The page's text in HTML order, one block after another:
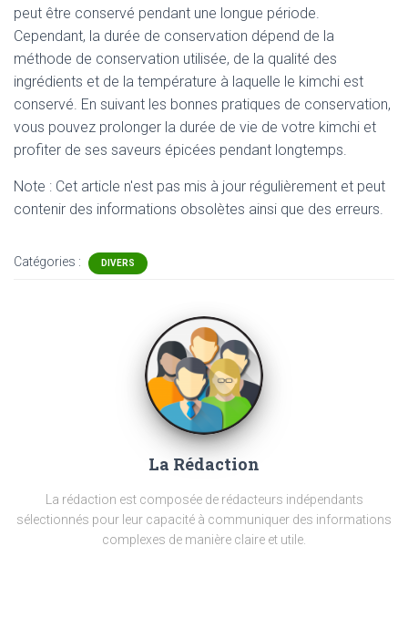
peut être conservé pendant une longue période.
Cependant, la durée de conservation dépend de la
méthode de conservation utilisée, de la qualité des
ingrédients et de la température à laquelle le kimchi est
conservé. En suivant les bonnes pratiques de conservation,
vous pouvez prolonger la durée de vie de votre kimchi et
profiter de ses saveurs épicées pendant longtemps.
Note : Cet article n'est pas mis à jour régulièrement et peut
contenir des informations obsolètes ainsi que des erreurs.
Catégories : DIVERS
La Rédaction
La rédaction est composée de rédacteurs indépendants
sélectionnés pour leur capacité à communiquer des informations
complexes de manière claire et utile.